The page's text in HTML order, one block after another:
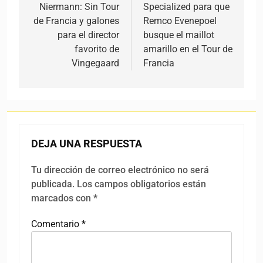
Niermann: Sin Tour
de Francia y galones
para el director
favorito de
Vingegaard
Specialized para que
Remco Evenepoel
busque el maillot
amarillo en el Tour de
Francia
DEJA UNA RESPUESTA
Tu dirección de correo electrónico no será
publicada. Los campos obligatorios están
marcados con *
Comentario *